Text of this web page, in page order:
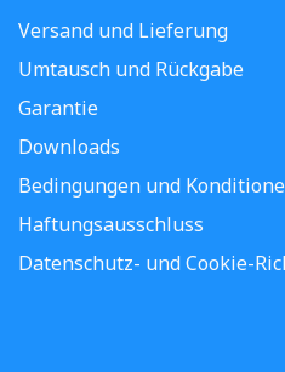
Versand und Lieferung
Umtausch und Rückgabe
Garantie
Downloads
Bedingungen und
Haftungsausschluss
Datenschutz- und Cookie-